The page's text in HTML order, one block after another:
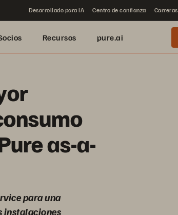
Desarrollado para IA Centro de confianza Carreras
Recursos pure.ai
as-a-
para una
instalaciones